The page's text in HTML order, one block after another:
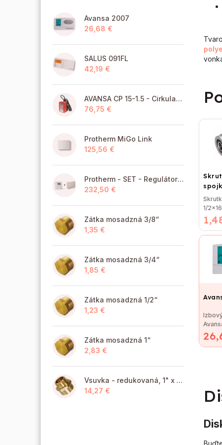
Avansa 2007
26,68 €
SALUS 091FL
42,19 €
AVANSA CP 15-1.5 - Cirkulačné čerpadlo TÚV pre pitnú vodu
76,75 €
Protherm MiGo Link
125,56 €
Protherm - SET - Regulátor MiGo Select + brána MiGo Link
232,50 €
Zátka mosadzná 3/8“
1,35 €
Zátka mosadzná 3/4“
1,85 €
Zátka mosadzná 1/2“
1,23 €
Zátka mosadzná 1“
2,83 €
Vsuvka - redukovaná, 1" x 6/4" MM
14,27 €
1/
na